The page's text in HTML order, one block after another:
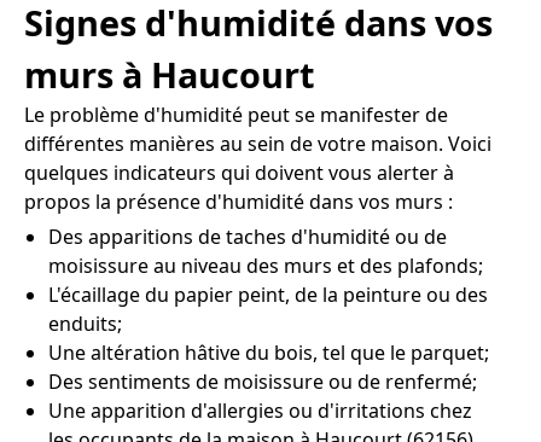
Signes d'humidité dans vos
murs à Haucourt
Le problème d'humidité peut se manifester de
différentes manières au sein de votre maison. Voici
quelques indicateurs qui doivent vous alerter à
propos la présence d'humidité dans vos murs :
Des apparitions de taches d'humidité ou de
moisissure au niveau des murs et des plafonds;
L'écaillage du papier peint, de la peinture ou des
enduits;
Une altération hâtive du bois, tel que le parquet;
Des sentiments de moisissure ou de renfermé;
Une apparition d'allergies ou d'irritations chez